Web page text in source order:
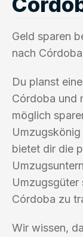
Geld sparen
nach Córdoba
Du planst
Córdoba und
möglich
bietet dir die
Umzugsgüter
Córdoba zu
Wir wissen,